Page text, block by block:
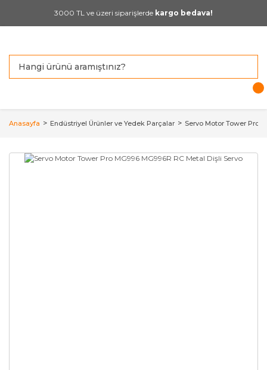
3000 TL ve üzeri siparişlerde kargo bedava!
Anasayfa Endüstriyel Ürünler ve Yedek Parçalar Servo Motor Tower Pro